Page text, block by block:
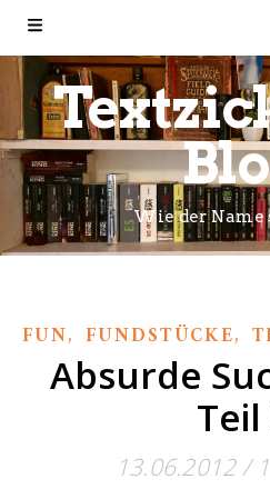
Wie der Name
FUN, FUNDSTÜCKE,
Absurde
Teil
13.06.2012/